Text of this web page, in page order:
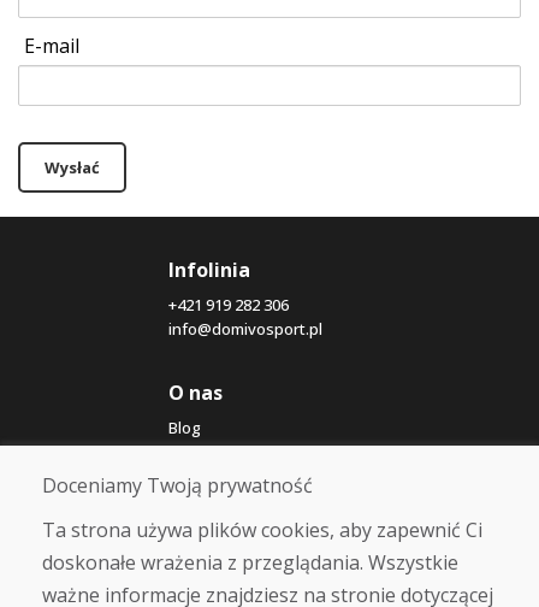
E-mail
Wysłać
Infolinia
+421 919 282 306
info@domivosport.pl
O nas
Blog
O nas
Sklep
Kontakt
Zakup
Sklep internetowy
Doceniamy Twoją prywatność
Ta strona używa plików cookies, aby zapewnić Ci
doskonałe wrażenia z przeglądania. Wszystkie
ważne informacje znajdziesz na stronie dotyczącej